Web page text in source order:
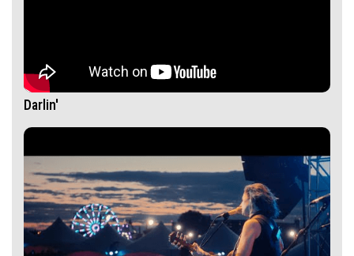
Darlin'